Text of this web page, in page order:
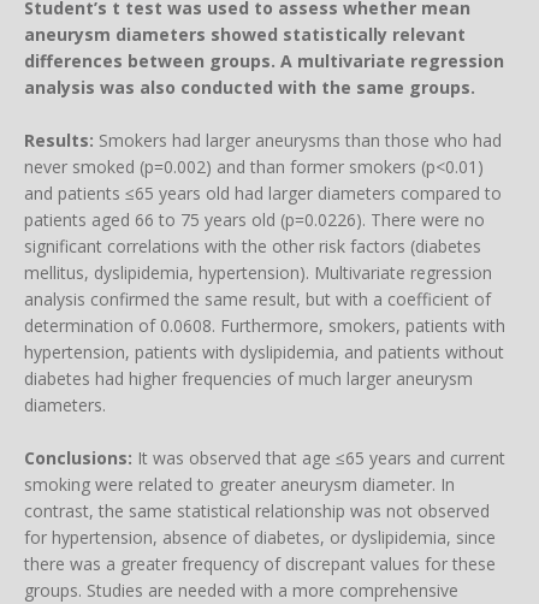
Student’s t test was used to assess whether mean
aneurysm diameters showed statistically relevant
differences between groups. A multivariate regression
analysis was also conducted with the same groups.
Results: Smokers had larger aneurysms than those who had
never smoked (p=0.002) and than former smokers (p<0.01)
and patients ≤65 years old had larger diameters compared to
patients aged 66 to 75 years old (p=0.0226). There were no
significant correlations with the other risk factors (diabetes
mellitus, dyslipidemia, hypertension). Multivariate regression
analysis confirmed the same result, but with a coefficient of
determination of 0.0608. Furthermore, smokers, patients with
hypertension, patients with dyslipidemia, and patients without
diabetes had higher frequencies of much larger aneurysm
diameters.
Conclusions: It was observed that age ≤65 years and current
smoking were related to greater aneurysm diameter. In
contrast, the same statistical relationship was not observed
for hypertension, absence of diabetes, or dyslipidemia, since
there was a greater frequency of discrepant values for these
groups. Studies are needed with a more comprehensive